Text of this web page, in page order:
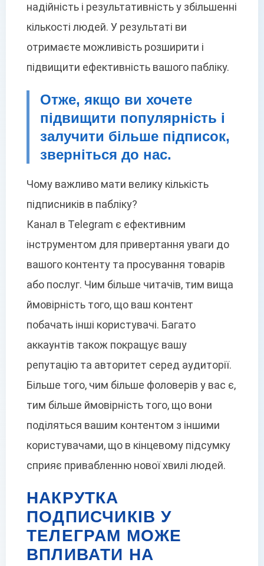
надійність і результативність у збільшенні
кількості людей. У результаті ви
отримаєте можливість розширити і
підвищити ефективність вашого пабліку.
Отже, якщо ви хочете
підвищити популярність і
залучити більше підписок,
зверніться до нас.
Чому важливо мати велику кількість
підписників в пабліку?
Канал в Telegram є ефективним
інструментом для привертання уваги до
вашого контенту та просування товарів
або послуг. Чим більше читачів, тим вища
ймовірність того, що ваш контент
побачать інші користувачі. Багато
аккаунтів також покращує вашу
репутацію та авторитет серед аудиторії.
Більше того, чим більше фоловерів у вас є,
тим більше ймовірність того, що вони
поділяться вашим контентом з іншими
користувачами, що в кінцевому підсумку
сприяє привабленню нової хвилі людей.
НАКРУТКА
ПОДПИСЧИКІВ У
ТЕЛЕГРАМ МОЖЕ
ВПЛИВАТИ НА